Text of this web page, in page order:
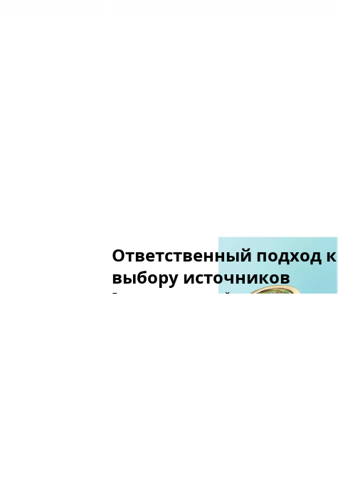
Ответственный подход к
выбору источников
Более двух десятилетий мы стремимся к